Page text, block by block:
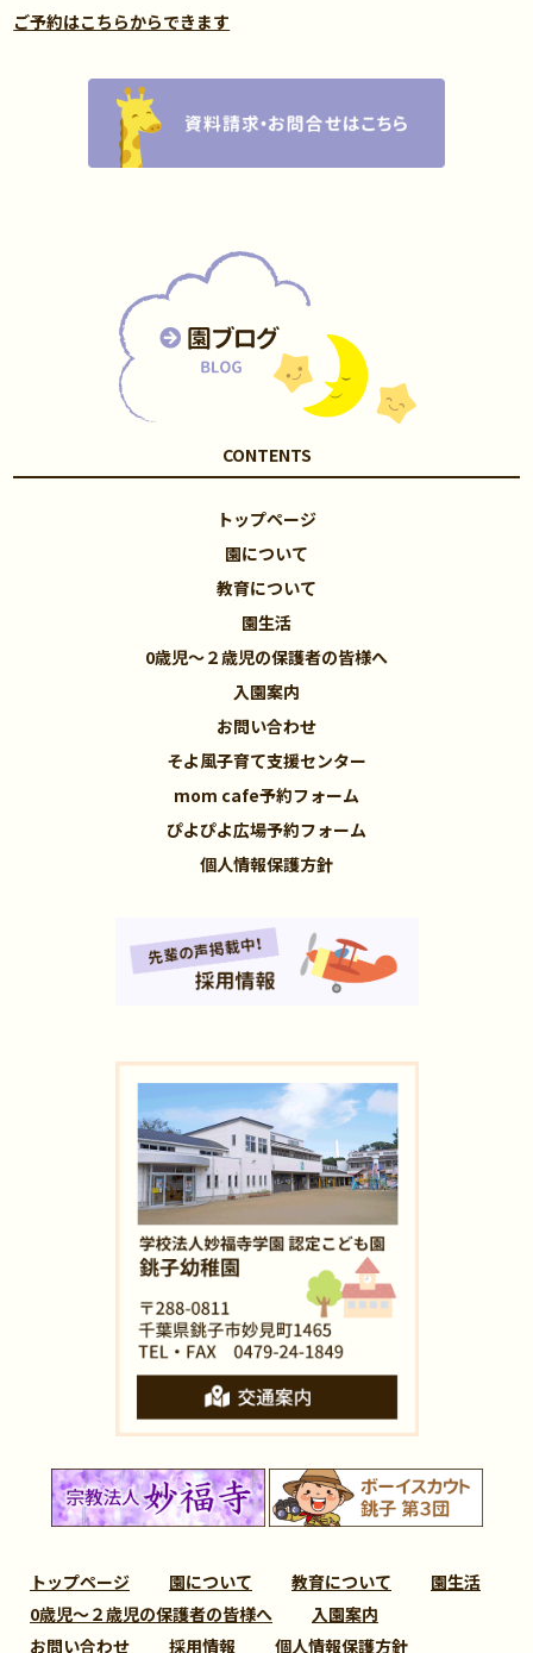
ご予約はこちらからできます
CONTENTS
トップページ
園について
教育について
園生活
0歳児～２歳児の保護者の皆様へ
入園案内
お問い合わせ
そよ風子育て支援センター
mom cafe予約フォーム
ぴよぴよ広場予約フォーム
個人情報保護方針
トップページ 園について 教育について
園生活
0歳児～２歳児の保護者の皆様へ
入園案内
お問い合わせ
採用情報 個人情報保護方針